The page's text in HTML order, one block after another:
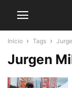
Início Tags
Jurgen